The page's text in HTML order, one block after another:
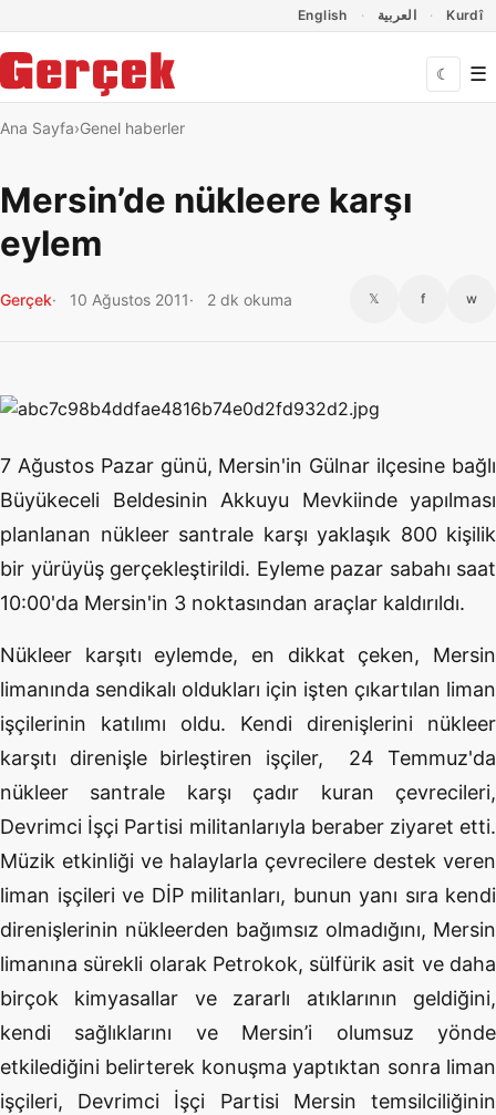
English العربية Kurdî
☾ ☰
Ana Sayfa Genel haberler
Mersin’de nükleere karşı
eylem
Gerçek 10 Ağustos 2011 2 dk okuma 𝕏 f w
7 Ağustos Pazar günü, Mersin'in Gülnar ilçesine bağlı
Büyükeceli Beldesinin Akkuyu Mevkiinde yapılması
planlanan nükleer santrale karşı yaklaşık 800 kişilik
bir yürüyüş gerçekleştirildi. Eyleme pazar sabahı saat
10:00'da Mersin'in 3 noktasından araçlar kaldırıldı.
Nükleer karşıtı eylemde, en dikkat çeken, Mersin
limanında sendikalı oldukları için işten çıkartılan liman
işçilerinin katılımı oldu. Kendi direnişlerini nükleer
karşıtı direnişle birleştiren işçiler, 24 Temmuz'da
nükleer santrale karşı çadır kuran çevrecileri,
Devrimci İşçi Partisi militanlarıyla beraber ziyaret etti.
Müzik etkinliği ve halaylarla çevrecilere destek veren
liman işçileri ve DİP militanları, bunun yanı sıra kendi
direnişlerinin nükleerden bağımsız olmadığını, Mersin
limanına sürekli olarak Petrokok, sülfürik asit ve daha
birçok kimyasallar ve zararlı atıklarının geldiğini,
kendi sağlıklarını ve Mersin’i olumsuz yönde
etkilediğini belirterek konuşma yaptıktan sonra liman
işçileri, Devrimci İşçi Partisi Mersin temsilciliğinin